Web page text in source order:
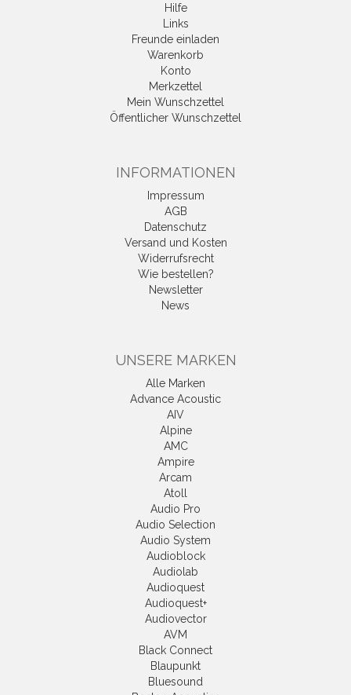
Hilfe
Links
Freunde einladen
Warenkorb
Konto
Merkzettel
Mein Wunschzettel
Öffentlicher Wunschzettel
INFORMATIONEN
Impressum
AGB
Datenschutz
Versand und Kosten
Widerrufsrecht
Wie bestellen?
Newsletter
News
UNSERE MARKEN
Alle Marken
Advance Acoustic
AIV
Alpine
AMC
Ampire
Arcam
Atoll
Audio Pro
Audio Selection
Audio System
Audioblock
Audiolab
Audioquest
Audioquest+
Audiovector
AVM
Black Connect
Blaupunkt
Bluesound